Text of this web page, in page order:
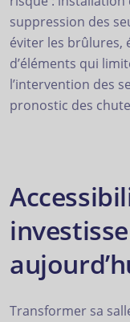
suppression des
éviter les brûlures,
d’éléments qui
l’intervention des
pronostic des
Transformer sa